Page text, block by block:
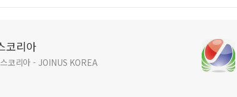
코리아
코리아 - JOINUS KOREA